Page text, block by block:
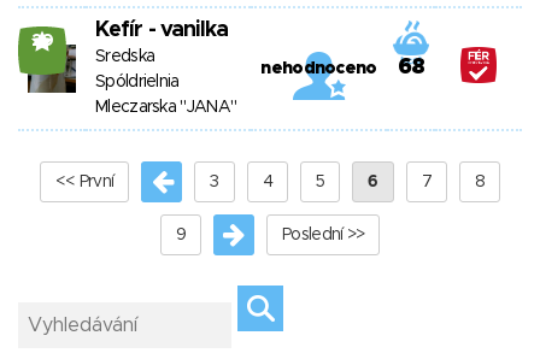
20 Kefír - vanilka
Sredska
Spóldrielnia
Mleczarska "JANA"
nehodnoceno 68
<< První 3 4 5 6 7 8
9 Poslední >>